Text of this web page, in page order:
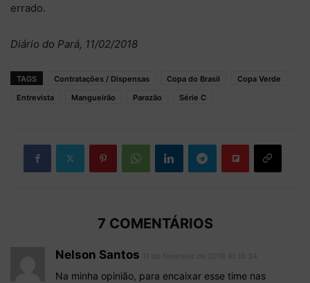
errado.
Diário do Pará, 11/02/2018
TAGS Contratações / Dispensas Copa do Brasil
Copa Verde
Entrevista
Mangueirão Parazão Série C
7 COMENTÁRIOS
Nelson Santos
Na minha opinião, para encaixar esse time nas